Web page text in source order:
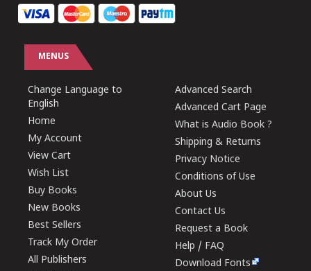
MENUS
Change Language to
English
Home
My Account
View Cart
Wish List
Buy Books
New Books
Best Sellers
Track My Order
All Publishers
Advanced Search
Advanced Cart Page
What is Audio Book ?
Shipping & Returns
Privacy Notice
Conditions of Use
About Us
Contact Us
Request a Book
Help / FAQ
Download Fonts